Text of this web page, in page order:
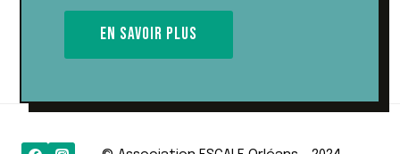
EN SAVOIR PLUS